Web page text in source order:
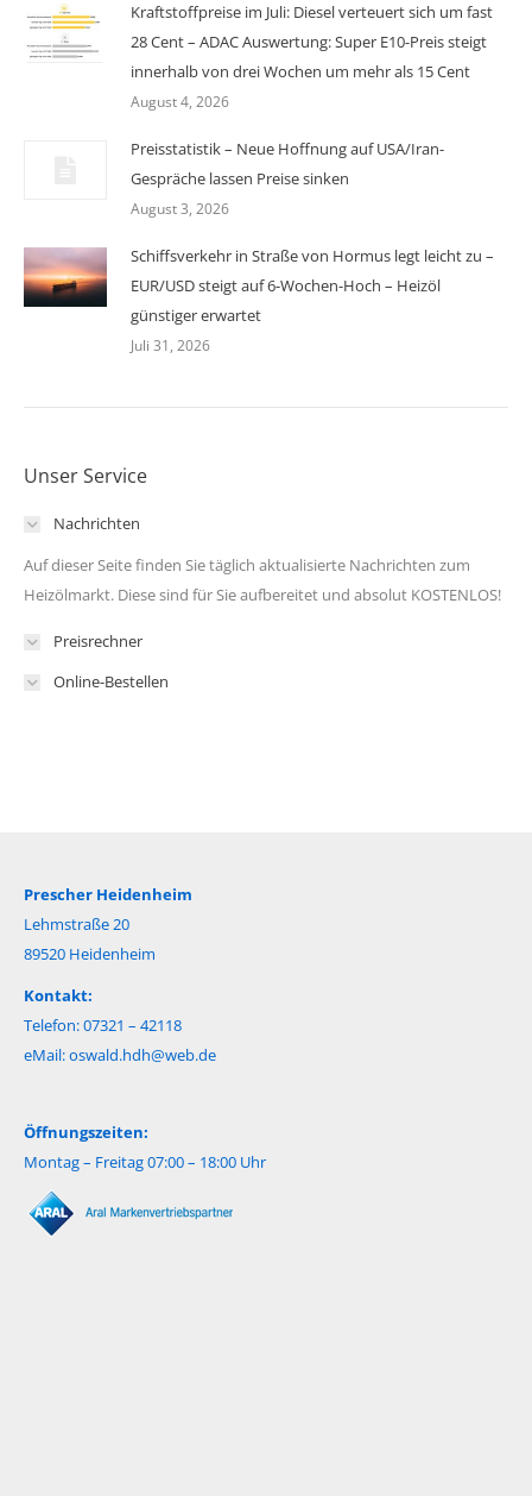
Kraftstoffpreise im Juli: Diesel verteuert sich um fast
28 Cent – ADAC Auswertung: Super E10-Preis steigt
innerhalb von drei Wochen um mehr als 15 Cent
August 4, 2026
Preisstatistik – Neue Hoffnung auf USA/Iran-
Gespräche lassen Preise sinken
August 3, 2026
Schiffsverkehr in Straße von Hormus legt leicht zu –
EUR/USD steigt auf 6-Wochen-Hoch – Heizöl
günstiger erwartet
Juli 31, 2026
Unser Service
Nachrichten
Auf dieser Seite finden Sie täglich aktualisierte Nachrichten zum
Heizölmarkt. Diese sind für Sie aufbereitet und absolut KOSTENLOS!
Preisrechner
Online-Bestellen
Prescher Heidenheim
Lehmstraße 20
89520 Heidenheim
Kontakt:
Telefon: 07321 – 42118
eMail:oswald.hdh@web.de
Öffnungszeiten:
Montag – Freitag 07:00 – 18:00 Uhr